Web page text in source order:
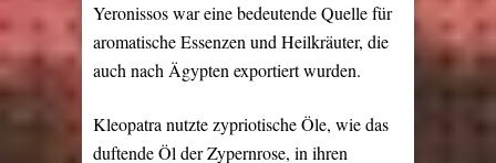
Yeronissos war eine bedeutende Quelle für
aromatische Essenzen und Heilkräuter, die
auch nach Ägypten exportiert wurden.
Kleopatra nutzte zypriotische Öle, wie das
duftende Öl der Zypernrose, in ihren